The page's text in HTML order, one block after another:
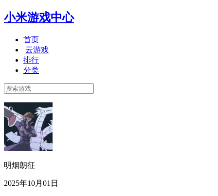
小米游戏中心
首页
云游戏
排行
分类
明烟朗征
2025年10月01日